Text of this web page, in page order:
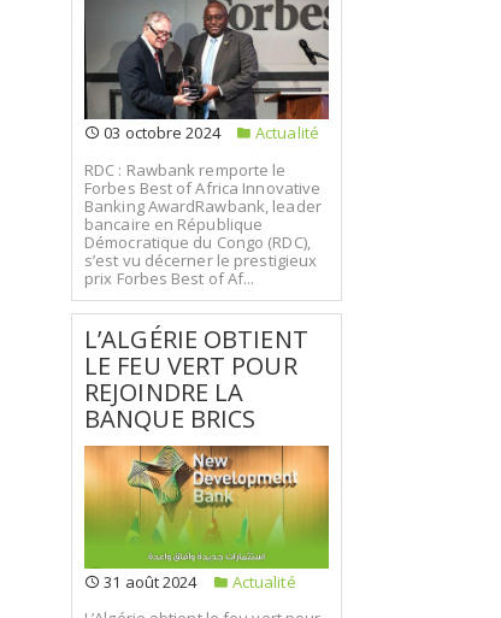
03 octobre 2024
Actualité
RDC : Rawbank remporte le
Forbes Best of Africa Innovative
Banking AwardRawbank, leader
bancaire en République
Démocratique du Congo (RDC),
s’est vu décerner le prestigieux
prix Forbes Best of Af...
L’ALGÉRIE OBTIENT
LE FEU VERT POUR
REJOINDRE LA
BANQUE BRICS
31 août 2024
Actualité